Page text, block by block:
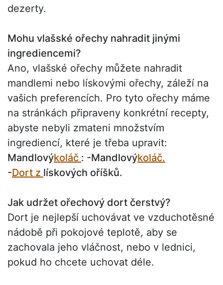
dezerty.
Mohu vlašské ořechy nahradit jinými
ingrediencemi?
Ano, vlašské ořechy můžete nahradit
mandlemi nebo lískovými ořechy, záleží na
vašich preferencích. Pro tyto ořechy máme
na stránkách připraveny konkrétní recepty,
abyste nebyli zmateni množstvím
ingrediencí, které je třeba upravit:
Mandlovýkoláč : -Mandlovýkoláč.
-Dort z lískových oříšků.
Jak udržet ořechový dort čerstvý?
Dort je nejlepší uchovávat ve vzduchotěsné
nádobě při pokojové teplotě, aby se
zachovala jeho vláčnost, nebo v lednici,
pokud ho chcete uchovat déle.